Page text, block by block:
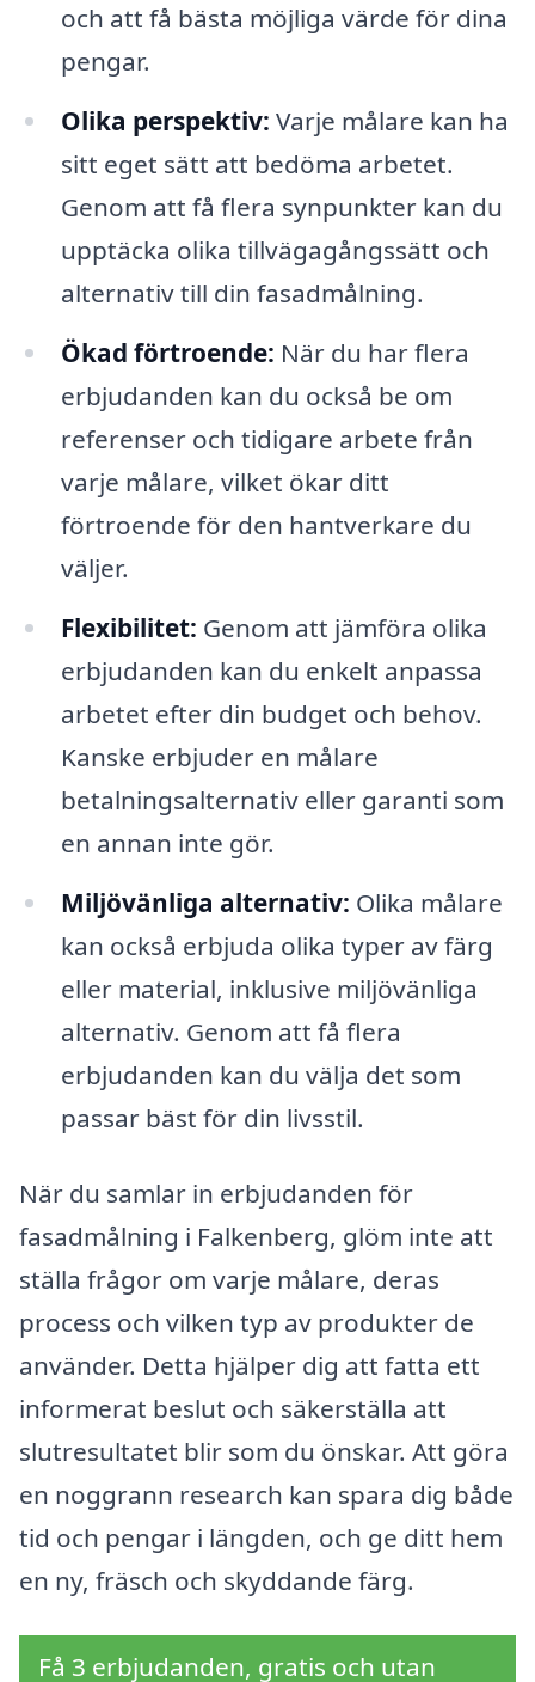
och att få bästa möjliga värde för dina
pengar.
Olika perspektiv: Varje målare kan ha
sitt eget sätt att bedöma arbetet.
Genom att få flera synpunkter kan du
upptäcka olika tillvägagångssätt och
alternativ till din fasadmålning.
Ökad förtroende: När du har flera
erbjudanden kan du också be om
referenser och tidigare arbete från
varje målare, vilket ökar ditt
förtroende för den hantverkare du
väljer.
Flexibilitet: Genom att jämföra olika
erbjudanden kan du enkelt anpassa
arbetet efter din budget och behov.
Kanske erbjuder en målare
betalningsalternativ eller garanti som
en annan inte gör.
Miljövänliga alternativ: Olika målare
kan också erbjuda olika typer av färg
eller material, inklusive miljövänliga
alternativ. Genom att få flera
erbjudanden kan du välja det som
passar bäst för din livsstil.
När du samlar in erbjudanden för
fasadmålning i Falkenberg, glöm inte att
ställa frågor om varje målare, deras
process och vilken typ av produkter de
använder. Detta hjälper dig att fatta ett
informerat beslut och säkerställa att
slutresultatet blir som du önskar. Att göra
en noggrann research kan spara dig både
tid och pengar i längden, och ge ditt hem
en ny, fräsch och skyddande färg.
Få 3 erbjudanden, gratis och utan